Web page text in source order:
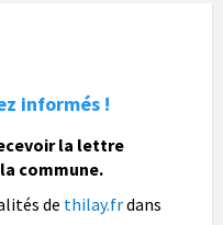
visiteurs à son
un concours
...Lire la suite
informés !
la lettre
commune.
de thilay.frdans